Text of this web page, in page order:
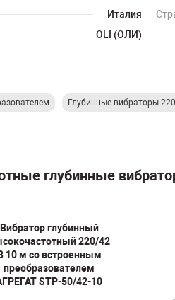
Италия
OLI (ОЛИ)
Глубинные вибраторы
глубинные
Вибратор глубинный
220/42
В 10 м со встроенным
преобразователем
STP-50/42-10